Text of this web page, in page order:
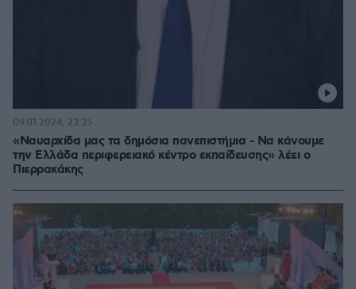
«Ναυαρχίδα μας τα δημόσια πανεπιστήμια - Να κάνουμε
την Ελλάδα περιφερειακό κέντρο εκπαίδευσης» λέει ο
Πιερρακάκης
09.01.2024, 23:35